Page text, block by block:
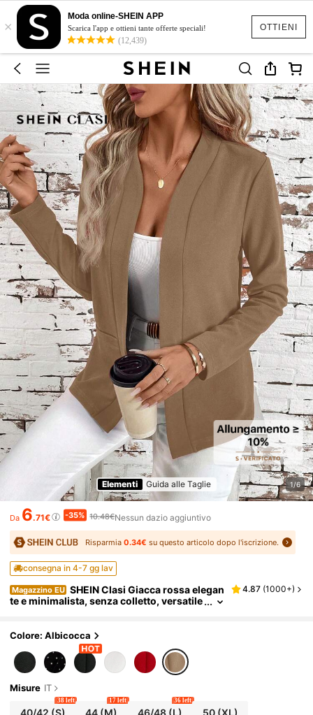
OTTIENI
×
Moda online-SHEIN APP
Scarica l'app e ottieni tante offerte speciali!
(12,439)
Elementi Guida alle Taglie 1/6
Da 6.71€ -35% 10.48€Nessun dazio aggiuntivo
Risparmia0.34€ su questo articolo dopo l'iscrizione.
consegna in 4-7 gg lav
Magazzino EU SHEIN Clasi Giacca rossa elegan
te e minimalista, senza colletto, versatile
4.87 (1000+)
Colore: Albicocca
Misure IT
40/42 (S)
38 left
44 (M)
17 left
46/48(L)
36 left
50(XL)